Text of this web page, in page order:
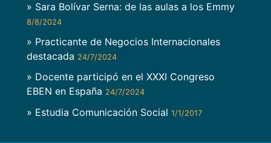
» Sara Bolívar Serna: de las aulas a los Emmy
8/8/2024
» Practicante de Negocios Internacionales
destacada 24/7/2024
» Docente participó en el XXXI Congreso
EBEN en España 24/7/2024
» Estudia Comunicación Social 1/1/2017